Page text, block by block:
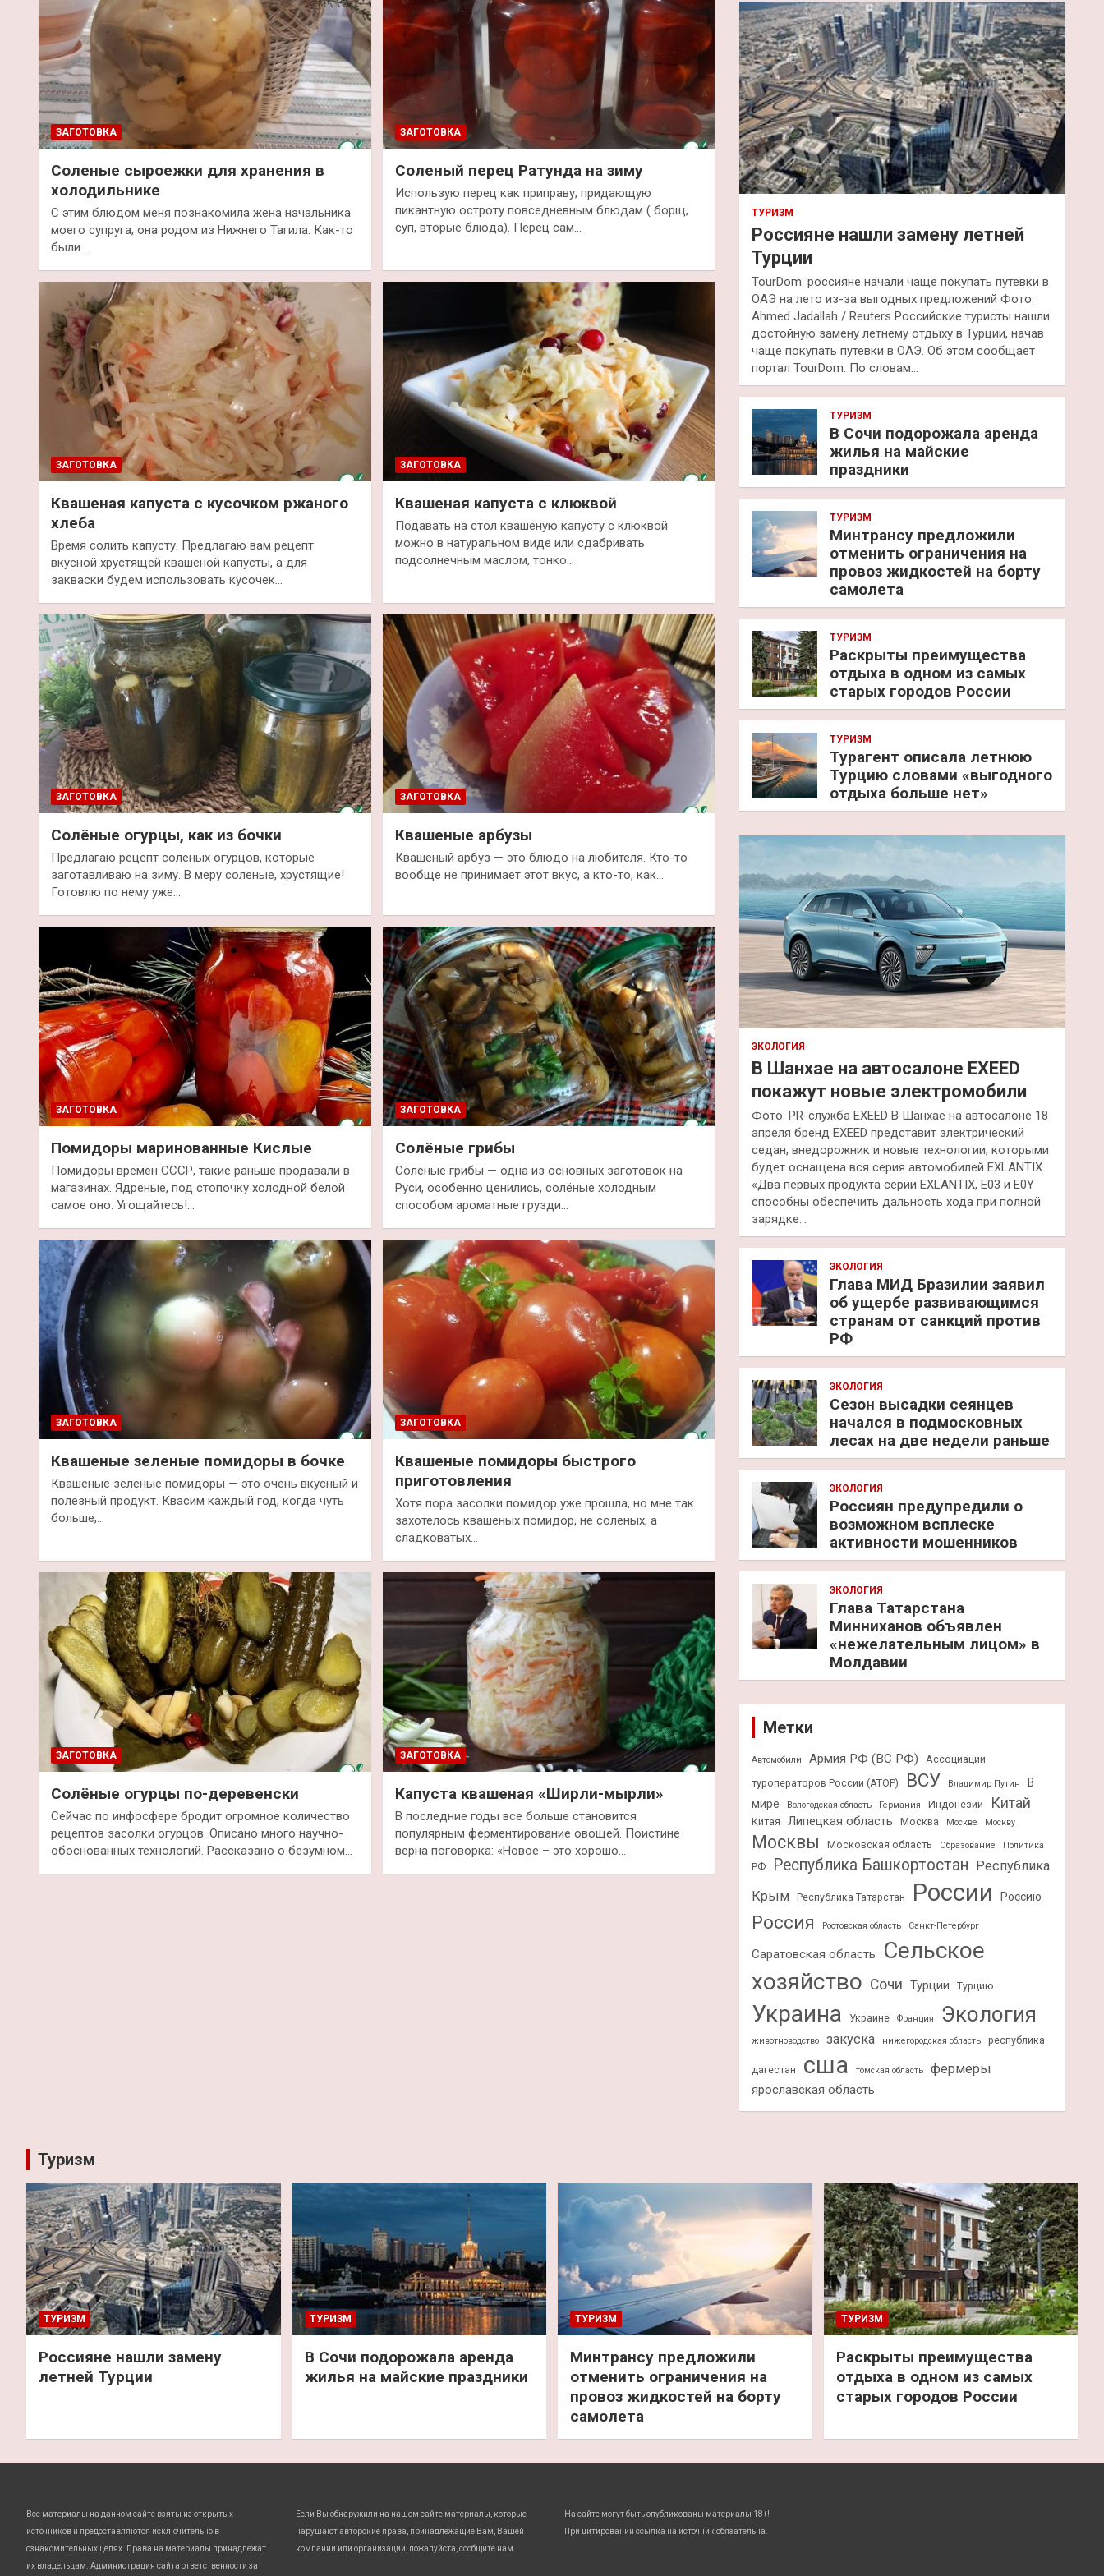
ЗАГОТОВКА
Соленые сыроежки для хранения в
холодильнике
С этим блюдом меня познакомила жена начальника
моего супруга, она родом из Нижнего Тагила. Как-то
были…
ЗАГОТОВКА
Соленый перец Ратунда на зиму
Использую перец как приправу, придающую
пикантную остроту повседневным блюдам ( борщ,
суп, вторые блюда). Перец сам…
ЗАГОТОВКА
Квашеная капуста с кусочком ржаного
хлеба
Время солить капусту. Предлагаю вам рецепт
вкусной хрустящей квашеной капусты, а для
закваски будем использовать кусочек…
ЗАГОТОВКА
Квашеная капуста с клюквой
Подавать на стол квашеную капусту с клюквой
можно в натуральном виде или сдабривать
подсолнечным маслом, тонко…
ЗАГОТОВКА
Солёные огурцы, как из бочки
Предлагаю рецепт соленых огурцов, которые
заготавливаю на зиму. В меру соленые, хрустящие!
Готовлю по нему уже…
ЗАГОТОВКА
Квашеные арбузы
Квашеный арбуз — это блюдо на любителя. Кто-то
вообще не принимает этот вкус, а кто-то, как…
ЗАГОТОВКА
Помидоры маринованные Кислые
Помидоры времён СССР, такие раньше продавали в
магазинах. Ядреные, под стопочку холодной белой
самое оно. Угощайтесь!…
ЗАГОТОВКА
Солёные грибы
Солёные грибы — одна из основных заготовок на
Руси, особенно ценились, солёные холодным
способом ароматные грузди…
ЗАГОТОВКА
Квашеные зеленые помидоры в бочке
Квашеные зеленые помидоры — это очень вкусный и
полезный продукт. Квасим каждый год, когда чуть
больше,…
ЗАГОТОВКА
Квашеные помидоры быстрого
приготовления
Хотя пора засолки помидор уже прошла, но мне так
захотелось квашеных помидор, не соленых, а
сладковатых…
ЗАГОТОВКА
Солёные огурцы по-деревенски
Сейчас по инфосфере бродит огромное количество
рецептов засолки огурцов. Описано много научно-
обоснованных технологий. Рассказано о безумном…
ЗАГОТОВКА
Капуста квашеная «Ширли-мырли»
В последние годы все больше становится
популярным ферментирование овощей. Поистине
верна поговорка: «Новое – это хорошо…
к
ТУРИЗМ
Россияне нашли замену летней
Турции
TourDom: россияне начали чаще покупать путевки в
ОАЭ на лето из-за выгодных предложений Фото:
Ahmed Jadallah / Reuters Российские туристы нашли
достойную замену летнему отдыху в Турции, начав
чаще покупать путевки в ОАЭ. Об этом сообщает
портал TourDom. По словам…
ТУРИЗМ
В Сочи подорожала аренда
жилья на майские
праздники
ТУРИЗМ
Минтрансу предложили
отменить ограничения на
провоз жидкостей на борту
самолета
ТУРИЗМ
Раскрыты преимущества
отдыха в одном из самых
старых городов России
ТУРИЗМ
Турагент описала летнюю
Турцию словами «выгодного
отдыха больше нет»
ЭКОЛОГИЯ
В Шанхае на автосалоне EXEED
покажут новые электромобили
Фото: PR-служба EXEED В Шанхае на автосалоне 18
апреля бренд EXEED представит электрический
седан, внедорожник и новые технологии, которыми
будет оснащена вся серия автомобилей EXLANTIX.
«Два первых продукта серии EXLANTIX, E03 и E0Y
способны обеспечить дальность хода при полной
зарядке…
ЭКОЛОГИЯ
Глава МИД Бразилии заявил
об ущербе развивающимся
странам от санкций против
РФ
ЭКОЛОГИЯ
Сезон высадки сеянцев
начался в подмосковных
лесах на две недели раньше
ЭКОЛОГИЯ
Россиян предупредили о
возможном всплеске
активности мошенников
ЭКОЛОГИЯ
Глава Татарстана
Минниханов объявлен
«нежелательным лицом» в
Молдавии
Метки
Автомобили Армия РФ (ВС РФ)
Ассоциации
туроператоров России (АТОР)
ВСУ Владимир Путин
В
мире
Вологодская область Германия Индонезии Китай
Китая Липецкая область Москва Москве Москву
Москвы Московская область Образование Политика
РФ Республика Башкортостан Республика
Крым
Республика Татарстан России Россию
Россия Ростовская область Санкт-Петербург
Саратовская область
Сельское
хозяйство Сочи Турции Турцию
Украина Украине Франция Экология
животноводство закуска нижегородская область республика
дагестан сша томская область фермеры
ярославская область
Туризм
ТУРИЗМ
Россияне нашли замену
летней Турции
ТУРИЗМ
В Сочи подорожала аренда
жилья на майские праздники
ТУРИЗМ
Минтрансу предложили
отменить ограничения на
провоз жидкостей на борту
самолета
ТУРИЗМ
Раскрыты преимущества
отдыха в одном из самых
старых городов России
Все материалы на данном сайте взяты из открытых
источников и предоставляются исключительно в
ознакомительных целях. Права на материалы принадлежат
их владельцам. Администрация сайта ответственности за
Если Вы обнаружили на нашем сайте материалы, которые
нарушают авторские права, принадлежащие Вам, Вашей
компании или организации, пожалуйста, сообщите нам.
На сайте могут быть опубликованы материалы 18+!
При цитировании ссылка на источник обязательна.